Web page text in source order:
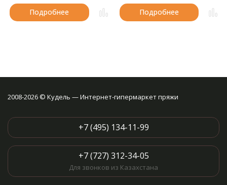
Подробнее Подробнее
2008-2026 © Кудель — Интернет-гипермаркет пряжи
+7 (495) 134-11-99
+7 (727) 312-34-05
Для звонков из Казахстана